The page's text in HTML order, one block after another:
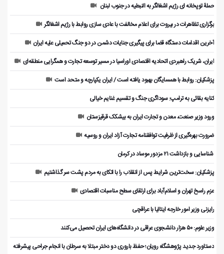
حملۀ توپخانه ای رژیم اشغالگر به النبطیه در جنوب لبنان
برگزاری تظاهرات در بیروت برای اعلام مخالفت با عادی سازی روابط با رژیم اشغالگر
آخرین اقدامات دستگاه قضا برای پیگیری جنایات دشمن در دو جنگ تحمیلی علیه ایران
ایران، شریک راهبردی اتحادیه اقتصادی اوراسیا در مسیر توسعه تجارت و همگرایی منطقه‌ای
پزشکیان: روابط با همسایگان بهبود یافته است / ایران یکپارچه و متحد است
کنایه بقائی به ترامپ: سوداگری جنگ و تقسیم غنایم خیالی
ورود وزیر صنعت، معدن و تجارت ایران به بیشکک قرقیزستان
ضرورت بهره‌گیری از ظرفیت توافقنامه تجارت آزاد ایران و روسیه
️ شناسایی و بازداشت ۲۱ مزدور موساد در کرمان
پزشکیان: سخت‌ترین شرایط پس از انقلاب را با اتکای به مردم پشت سر گذاشتیم
عزم راسخ تهران و اسلام‌آباد برای ارتقای سطح مناسبات اقتصادی
رایزنی وزیر امور خارجه ایتالیا با عراقچی
وزیر علوم: ۵۰ هزار دانشجوی عراقی در دانشگاه‌های ایران تحصیل می‌کنند
دستاورد جدید پژوهشگاه رویان؛ حفظ باروری دو دختر مبتلا به سرطان با انجام جراحی پیشرفته